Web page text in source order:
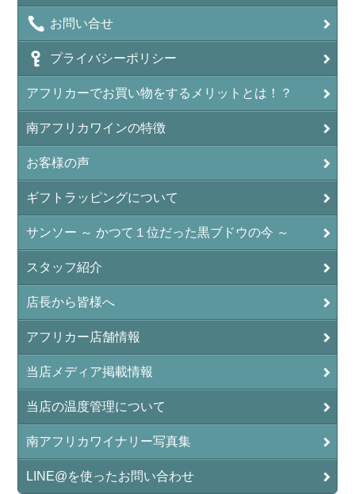
お問い合せ
プライバシーポリシー
アフリカーでお買い物をするメリットとは！？
南アフリカワインの特徴
お客様の声
ギフトラッピングについて
サンソー ～ かつて１位だった黒ブドウの今 ～
スタッフ紹介
店長から皆様へ
アフリカー店舗情報
当店メディア掲載情報
当店の温度管理について
南アフリカワイナリー写真集
LINE@を使ったお問い合わせ